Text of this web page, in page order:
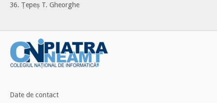
36. Țepeș T. Gheorghe
Date de contact